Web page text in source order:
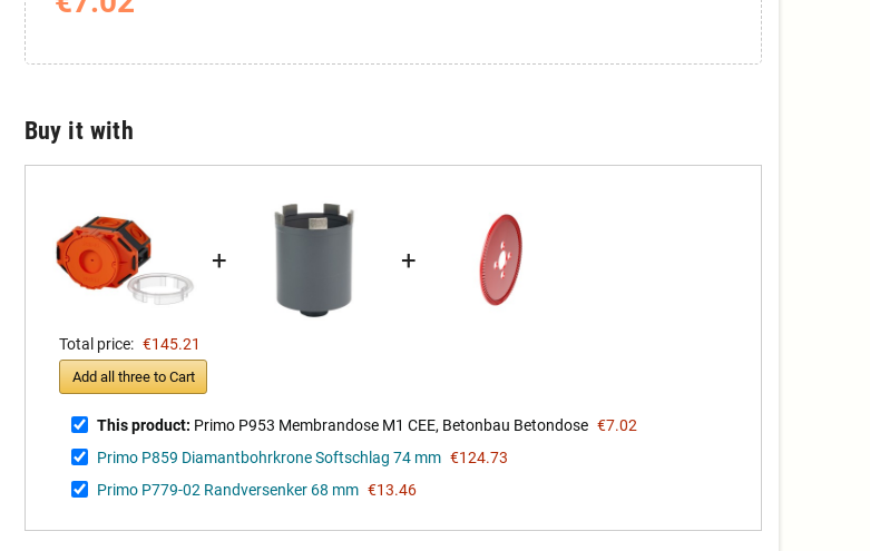
Buy it with
+ +
Total price: €145.21
Add all three to Cart
This product: Primo P953 Membrandose M1 CEE, Betonbau Betondose €7.02
Primo P859 Diamantbohrkrone Softschlag 74 mm €124.73
Primo P779-02 Randversenker 68 mm €13.46